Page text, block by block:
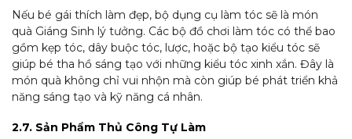
Nếu bé gái thích làm đẹp, bộ dụng cụ làm tóc sẽ là món
quà Giáng Sinh lý tưởng. Các bộ đồ chơi làm tóc có thể bao
gồm kẹp tóc, dây buộc tóc, lược, hoặc bộ tạo kiểu tóc sẽ
giúp bé tha hồ sáng tạo với những kiểu tóc xinh xắn. Đây là
món quà không chỉ vui nhộn mà còn giúp bé phát triển khả
năng sáng tạo và kỹ năng cá nhân.
2.7. Sản Phẩm Thủ Công Tự Làm